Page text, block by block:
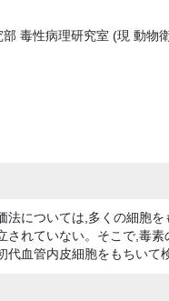
毒性病理研究室 (現 動物
法については,多くの細胞
れていない。そこで,毒
血管内皮細胞をもちいて